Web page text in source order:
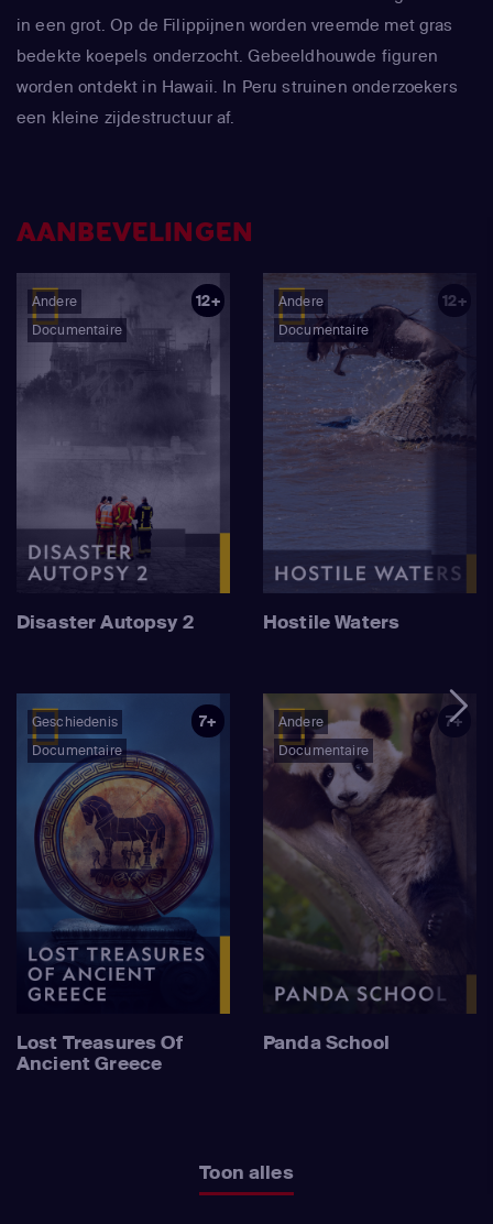
in een grot. Op de Filippijnen worden vreemde met gras
bedekte koepels onderzocht. Gebeeldhouwde figuren
worden ontdekt in Hawaii. In Peru struinen onderzoekers
een kleine zijdestructuur af.
AANBEVELINGEN
Andere
Documentaire
12+
Disaster Autopsy 2
Andere
Documentaire
12+
Hostile Waters
Geschiedenis
Documentaire
7+
Lost Treasures Of
Ancient Greece
Andere
Documentaire
7+
Panda School
Toon alles